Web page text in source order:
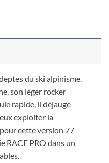
du ski alpinisme.
son léger rocker
rapide, il déjauge
exploiter la
cette version 77
RACE PRO dans un